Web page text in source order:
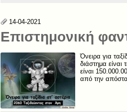
14-04-2021
Επιστημονική
Όνειρα για
διάστημα
είναι
από την